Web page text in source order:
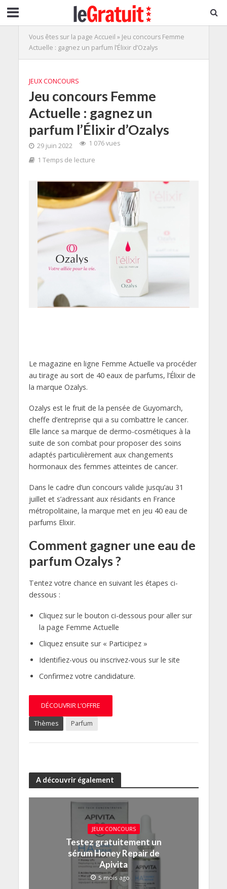
Vous êtes sur la page Accueil » Jeu concours Femme
Actuelle : gagnez un parfum l’Élixir d’Ozalys
JEUX CONCOURS
Jeu concours Femme
Actuelle : gagnez un
parfum l’Élixir d’Ozalys
29 juin 2022
1 076 vues
1 Temps de lecture
Le magazine en ligne Femme Actuelle va procéder
au tirage au sort de 40 eaux de parfums, l’Élixir de
la marque Ozalys.
Ozalys est le fruit de la pensée de Guyomarch,
cheffe d’entreprise qui a su combattre le cancer.
Elle lance sa marque de dermo-cosmétiques à la
suite de son combat pour proposer des soins
adaptés particulièrement aux changements
hormonaux des femmes atteintes de cancer.
Dans le cadre d’un concours valide jusqu’au 31
juillet et s’adressant aux résidants en France
métropolitaine, la marque met en jeu 40 eau de
parfums Elixir.
Comment gagner une eau de
parfum Ozalys ?
Tentez votre chance en suivant les étapes ci-
dessous :
Cliquez sur le bouton ci-dessous pour aller sur
la page Femme Actuelle
Cliquez ensuite sur « Participez »
Identifiez-vous ou inscrivez-vous sur le site
Confirmez votre candidature.
DÉCOUVRIR L’OFFRE
Thèmes Parfum
A découvrir également
JEUX CONCOURS
Testez gratuitement un
sérum Honey Repair de
Apivita
5 mois ago